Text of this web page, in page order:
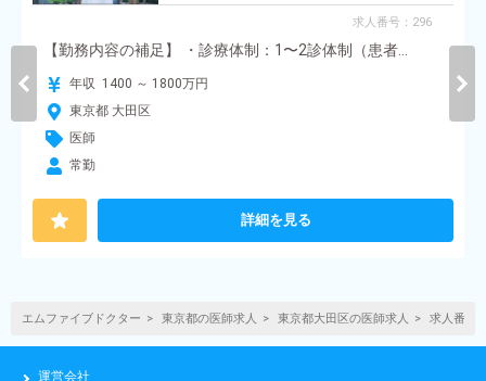
求人番号：296
【勤務内容の補足】 ・診療体制：1〜2診体制（患者...
年収 1400 ～ 1800万円
東京都 大田区
医師
常勤
詳細を見る
エムファイブドクター 東京都の医師求人 東京都大田区の医師求人 求人番号
運営会社